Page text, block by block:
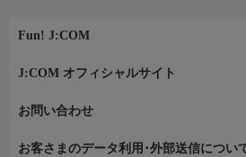
Fun! J:COM
J:COM オフィシャルサイト
お問い合わせ
お客さまのデータ利用･外部送信につい